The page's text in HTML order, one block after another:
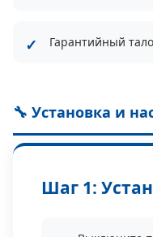
Гарантийный
🔧 Установка и
Шаг 1: